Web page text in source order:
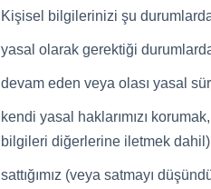
Kişisel bilgilerinizi şu
yasal olarak gerektiği
devam eden veya olası yasal
kendi yasal haklarımızı
bilgileri diğerlerine iletmek
sattığımız (veya satmayı